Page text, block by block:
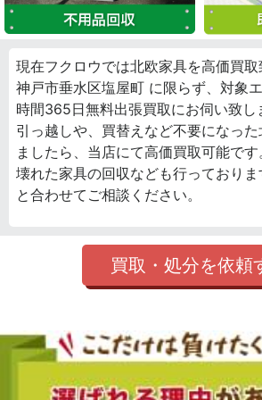
現在フクロウでは北欧家具を高価買取
神戸市垂水区塩屋町 に限らず、対象
時間365日無料出張買取にお伺い致し
引っ越しや、買替えなど不要になっ
ましたら、当店にて高価買取可能です
壊れた家具の回収なども行っておりま
と合わせてご相談ください。
買取・処分を依頼